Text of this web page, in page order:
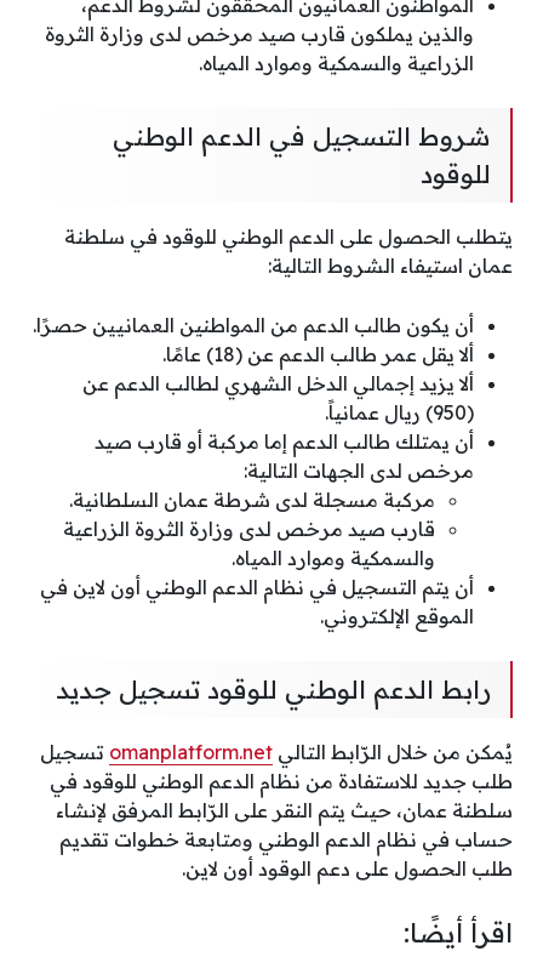
المواطنون العمانيون المحققون لشروط الدعم،
والذين يملكون قارب صيد مرخص لدى وزارة الثروة
الزراعية والسمكية وموارد المياه.
شروط التسجيل في الدعم الوطني
للوقود
يتطلب الحصول على الدعم الوطني للوقود في سلطنة
عمان استيفاء الشروط التالية:
أن يكون طالب الدعم من المواطنين العمانيين حصرًا.
ألا يقل عمر طالب الدعم عن (18) عامًا.
ألا يزيد إجمالي الدخل الشهري لطالب الدعم عن
(950) ريال عمانياً.
أن يمتلك طالب الدعم إما مركبة أو قارب صيد
مرخص لدى الجهات التالية:
مركبة مسجلة لدى شرطة عمان السلطانية.
قارب صيد مرخص لدى وزارة الثروة الزراعية
والسمكية وموارد المياه.
أن يتم التسجيل في نظام الدعم الوطني أون لاين في
الموقع الإلكتروني.
رابط الدعم الوطني للوقود تسجيل جديد
يُمكن من خلال الرّابط التالي omanplatform.net تسجيل
طلب جديد للاستفادة من نظام الدعم الوطني للوقود في
سلطنة عمان، حيث يتم النقر على الرّابط المرفق لإنشاء
حساب في نظام الدعم الوطني ومتابعة خطوات تقديم
طلب الحصول على دعم الوقود أون لاين.
اقرأ أيضًا: